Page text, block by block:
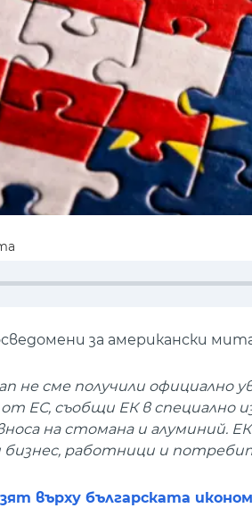
за американски
не сме получили официално
ЕС, съобщи ЕК в специално
на стомана и алуминий.
бизнес, работници и
върху българската